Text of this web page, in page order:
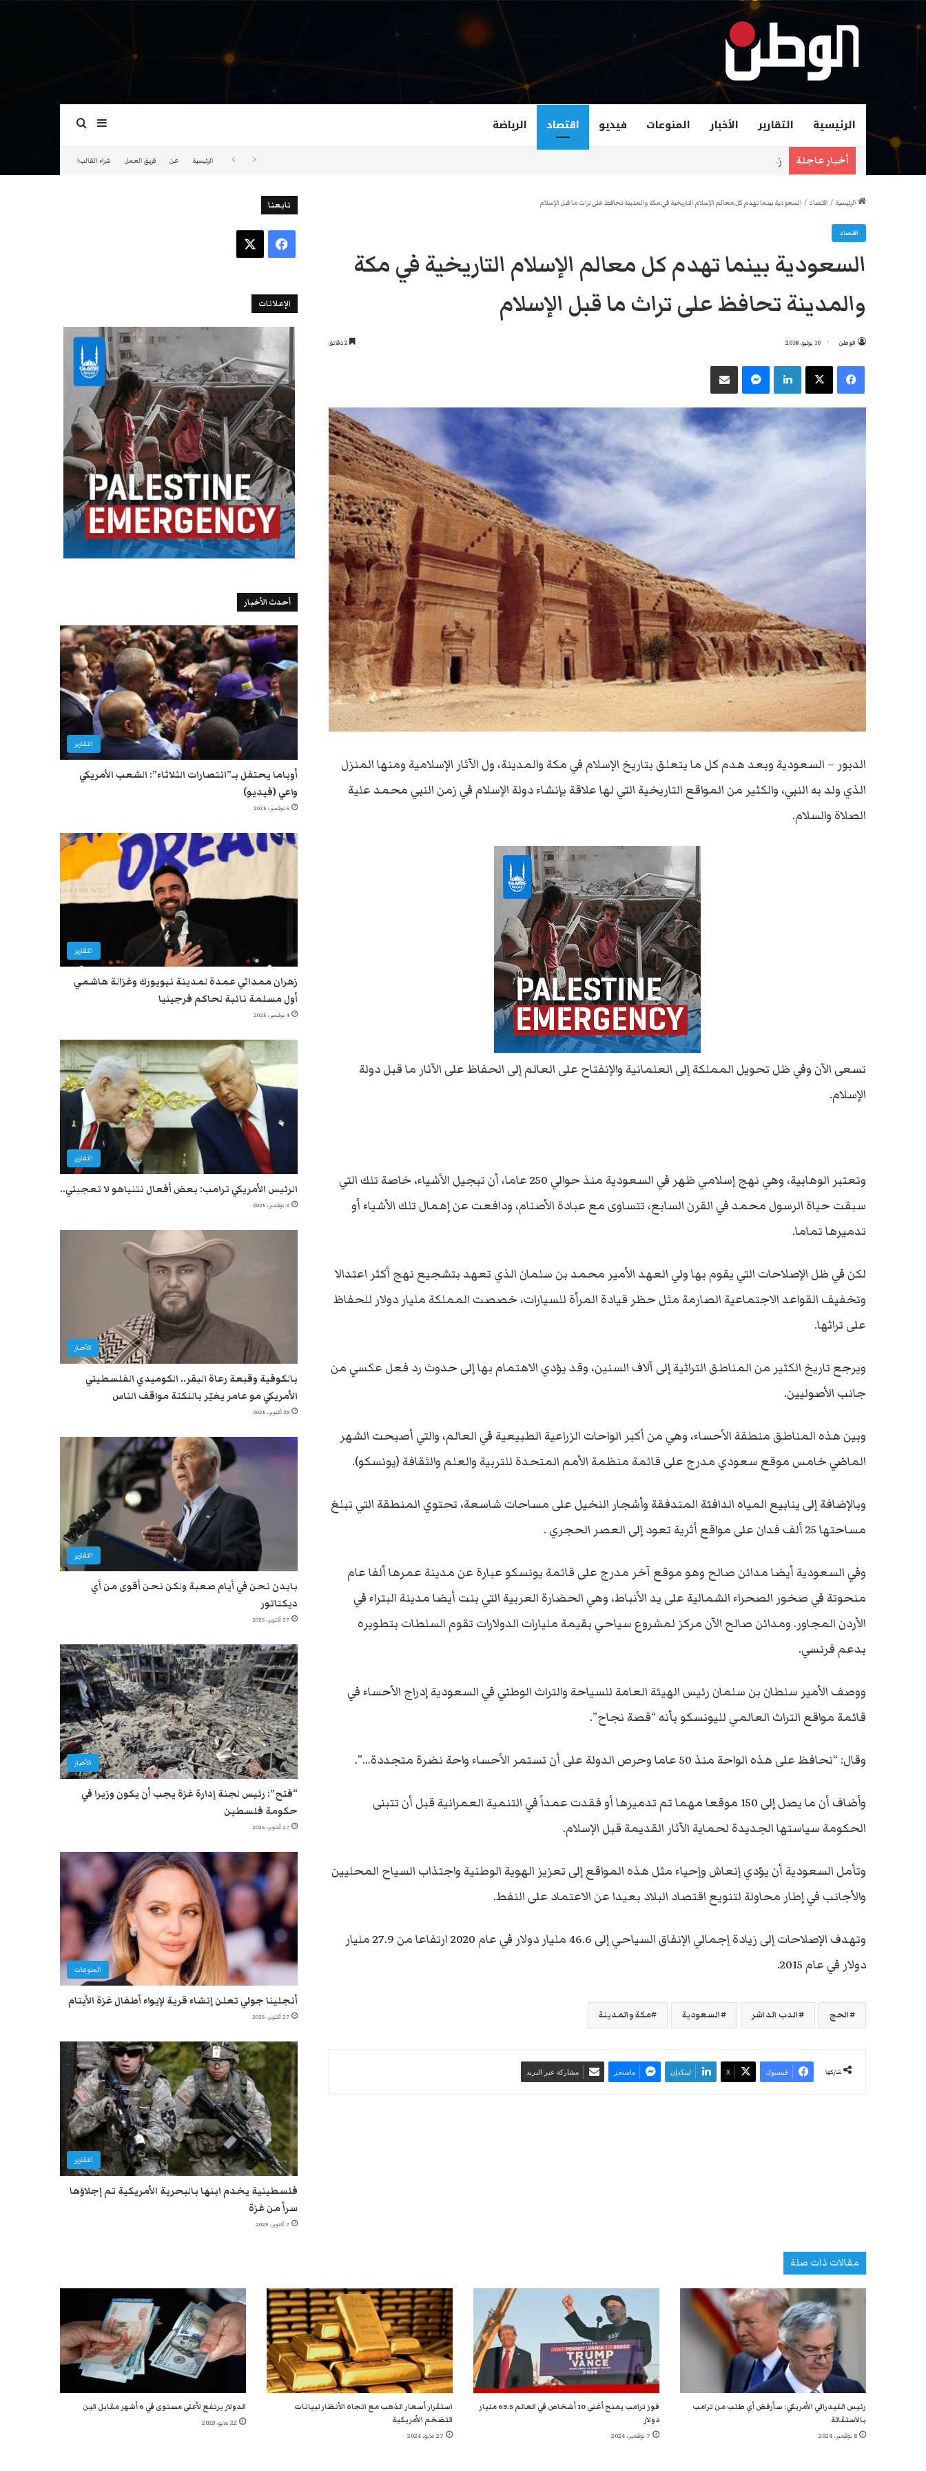
الرئيسية التقارير الأخبار المنوعات فيديو اقتصاد الرياضة إضافة عمود جانبي
بحث عن
أخبار عاجلة زهران ممداني عمدة لمدينة نيويورك وغزالة هاشمي أول مسلمة نائبة لحاكم فرجينيا الرئيسية عن فريق العمل شراء القالب!
الرئيسية / اقتصاد/ السعودية بينما تهدم كل معالم الإسلام التاريخية في مكة والمدينة تحافظ على تراث ما قبل الإسلام
اقتصاد
السعودية بينما تهدم كل معالم الإسلام التاريخية في مكة
والمدينة تحافظ على تراث ما قبل الإسلام
الوطن 10 يوليو، 2018
فيسبوك ‫X لينكدإن ماسنجر مشاركة عبر البريد
الدبور – السعودية وبعد هدم كل ما يتعلق بتاريخ الإسلام في مكة والمدينة، ول الآثار الإسلامية ومنها المنزل
الذي ولد به النبي، والكثير من المواقع التاريخية التي لها علاقة بإنشاء دولة الإسلام في زمن النبي محمد علية
الصلاة والسلام.
تسعى الآن وفي ظل تحويل المملكة إلى العلمانية والإنفتاح على العالم إلى الحفاظ على الآثار ما قبل دولة
الإسلام.
وتعتبر الوهابية، وهي نهج إسلامي ظهر في السعودية منذ حوالي 250 عاما، أن تبجيل الأشياء، خاصة تلك التي
سبقت حياة الرسول محمد في القرن السابع، تتساوى مع عبادة الأصنام، ودافعت عن إهمال تلك الأشياء أو
تدميرها تماما.
لكن في ظل الإصلاحات التي يقوم بها ولي العهد الأمير محمد بن سلمان الذي تعهد بتشجيع نهج أكثر اعتدالا
وتخفيف القواعد الاجتماعية الصارمة مثل حظر قيادة المرأة للسيارات، خصصت المملكة مليار دولار للحفاظ
على تراثها.
ويرجع تاريخ الكثير من المناطق التراثية إلى آلاف السنين، وقد يؤدي الاهتمام بها إلى حدوث رد فعل عكسي من
جانب الأصوليين.
وبين هذه المناطق منطقة الأحساء، وهي من أكبر الواحات الزراعية الطبيعية في العالم، والتي أصبحت الشهر
الماضي خامس موقع سعودي مدرج على قائمة منظمة الأمم المتحدة للتربية والعلم والثقافة (يونسكو).
وبالإضافة إلى ينابيع المياه الدافئة المتدفقة وأشجار النخيل على مساحات شاسعة، تحتوي المنطقة التي تبلغ
مساحتها 25 ألف فدان على مواقع أثرية تعود إلى العصر الحجري .
وفي السعودية أيضا مدائن صالح وهو موقع آخر مدرج على قائمة يونسكو عبارة عن مدينة عمرها ألفا عام
منحوتة في صخور الصحراء الشمالية على يد الأنباط، وهي الحضارة العربية التي بنت أيضا مدينة البتراء في
الأردن المجاور. ومدائن صالح الآن مركز لمشروع سياحي بقيمة مليارات الدولارات تقوم السلطات بتطويره
بدعم فرنسي.
ووصف الأمير سلطان بن سلمان رئيس الهيئة العامة للسياحة والتراث الوطني في السعودية إدراج الأحساء في
قائمة مواقع التراث العالمي لليونسكو بأنه “قصة نجاح”.
وقال: “نحافظ على هذه الواحة منذ 50 عاما وحرص الدولة على أن تستمر الأحساء واحة نضرة متجددة…”.
وأضاف أن ما يصل إلى 150 موقعا مهما تم تدميرها أو فقدت عمداً في التنمية العمرانية قبل أن تتبنى
الحكومة سياستها الجديدة لحماية الآثار القديمة قبل الإسلام.
وتأمل السعودية أن يؤدي إنعاش وإحياء مثل هذه المواقع إلى تعزيز الهوية الوطنية واجتذاب السياح المحليين
والأجانب في إطار محاولة لتنويع اقتصاد البلاد بعيدا عن الاعتماد على النفط.
وتهدف الإصلاحات إلى زيادة إجمالي الإنفاق السياحي إلى 46.6 مليار دولار في عام 2020 ارتفاعا من 27.9 مليار
دولار في عام 2015.
الحج الدب الداشر السعودية مكة والمدينة
شاركها فيسبوك ‫X لينكدإن ماسنجر مشاركة عبر البريد
تابعنا
فيسبوك
الإعلانات
أحدث الأخبار
التقارير
أوباما يحتفل بـ”انتصارات الثلاثاء”: الشعب الأمريكي
واعي (فيديو)
6 نوفمبر، 2025
التقارير
زهران ممداني عمدة لمدينة نيويورك وغزالة هاشمي
أول مسلمة نائبة لحاكم فرجينيا
4 نوفمبر، 2025
التقارير
الرئيس الأمريكي ترامب: بعض أفعال نتنياهو لا تعجبني..
2 نوفمبر، 2025
الأخبار
بالكوفية وقبعة رعاة البقر.. الكوميدي الفلسطيني
الأمريكي مو عامر يغيّر بالنكتة مواقف الناس
28 أكتوبر، 2025
التقارير
بايدن نحن في أيام صعبة ولكن نحن أقوى من أي
ديكتاتور
27 أكتوبر، 2025
الأخبار
“فتح”: رئيس لجنة إدارة غزة يجب أن يكون وزيرا في
حكومة فلسطين
27 أكتوبر، 2025
المنوعات
أنجلينا جولي تعلن إنشاء قرية لإيواء أطفال غزة الأيتام
27 أكتوبر، 2025
التقارير
فلسطينية يخدم ابنها بالبحرية الأمريكية تم إجلاؤها
سراً من غزة
7 أكتوبر، 2025
مقالات ذات صلة
رئيس الفيدرالي الأمريكي: سأرفض أي طلب من ترامب
بالاستقالة
8 نوفمبر، 2024
فوز ترامب يمنح أغنى 10 أشخاص في العالم 63.5 مليار
دولار
7 نوفمبر، 2024
استقرار أسعار الذهب مع اتجاه الأنظار لبيانات
التضخم الأمريكية
27 مايو، 2024
الدولار يرتفع لأعلى مستوى في 6 أشهر مقابل الين
22 مايو، 2023